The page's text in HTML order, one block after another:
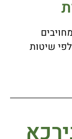
שיטות